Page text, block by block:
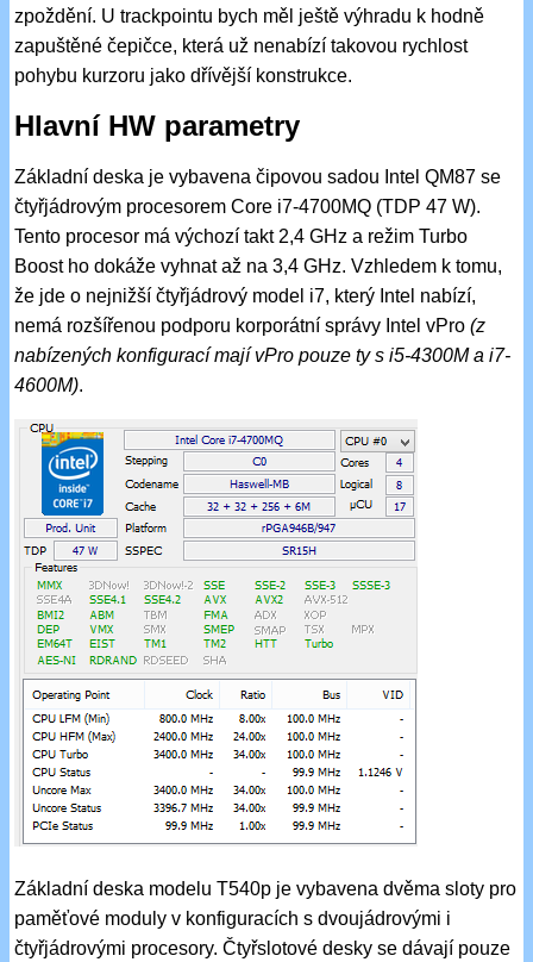
zpoždění. U trackpointu bych měl ještě výhradu k hodně
zapuštěné čepičce, která už nenabízí takovou rychlost
pohybu kurzoru jako dřívější konstrukce.
Hlavní HW parametry
Základní deska je vybavena čipovou sadou Intel QM87 se
čtyřjádrovým procesorem Core i7-4700MQ (TDP 47 W).
Tento procesor má výchozí takt 2,4 GHz a režim Turbo
Boost ho dokáže vyhnat až na 3,4 GHz. Vzhledem k tomu,
že jde o nejnižší čtyřjádrový model i7, který Intel nabízí,
nemá rozšířenou podporu korporátní správy Intel vPro(z
nabízených konfigurací mají vPro pouze ty s i5-4300M a i7-
4600M).
Základní deska modelu T540p je vybavena dvěma sloty pro
paměťové moduly v konfiguracích s dvoujádrovými i
čtyřjádrovými procesory. Čtyřslotové desky se dávají pouze